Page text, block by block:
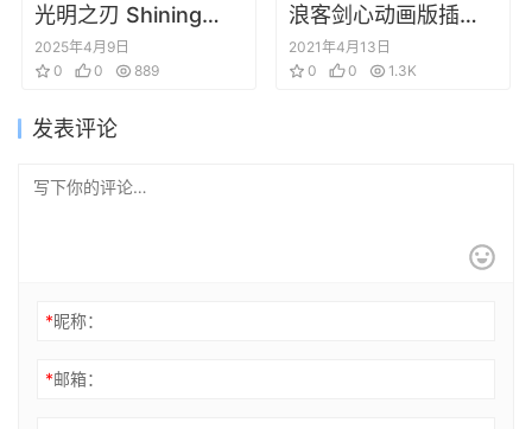
光明之刃 Shining
Blade&Ark
collection of visual
2025年4月9日
0
0 889
浪客剑心动画版插画
集
2021年4月13日
0
0 1.3K
发表评论
*昵称：
*邮箱：